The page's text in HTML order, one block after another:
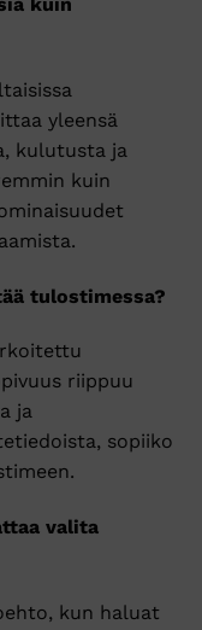
yleensä
kulutusta ja
kuin
tulostimessa?
riippuu
ja
sopiiko
valita
kun haluat